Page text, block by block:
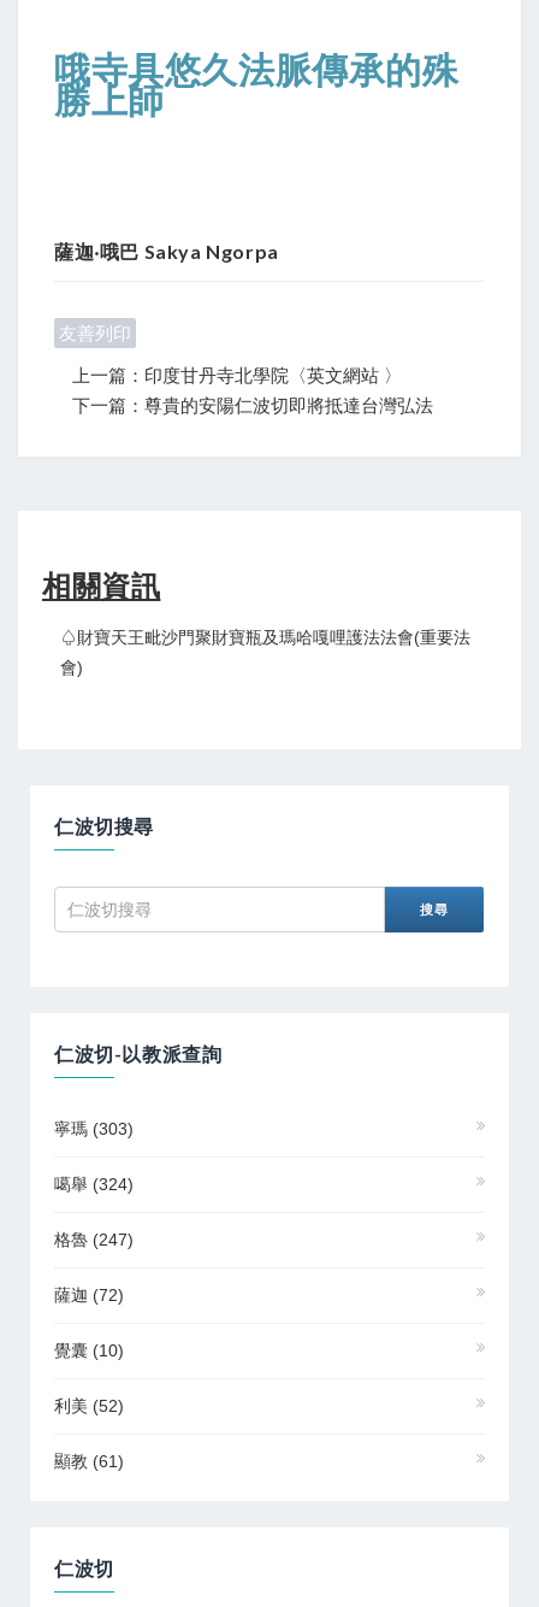
哦寺具悠久法脈傳承的殊
勝上師
薩迦‧哦巴 Sakya Ngorpa
友善列印
上一篇：印度甘丹寺北學院〈英文網站 〉
下一篇：尊貴的安陽仁波切即將抵達台灣弘法
相關資訊
♤財寶天王毗沙門聚財寶瓶及瑪哈嘎哩護法法會(重要法
會)
仁波切搜尋
仁波切-以教派查詢
寧瑪 (303)
噶舉 (324)
格魯 (247)
薩迦 (72)
覺囊 (10)
利美 (52)
顯教 (61)
仁波切